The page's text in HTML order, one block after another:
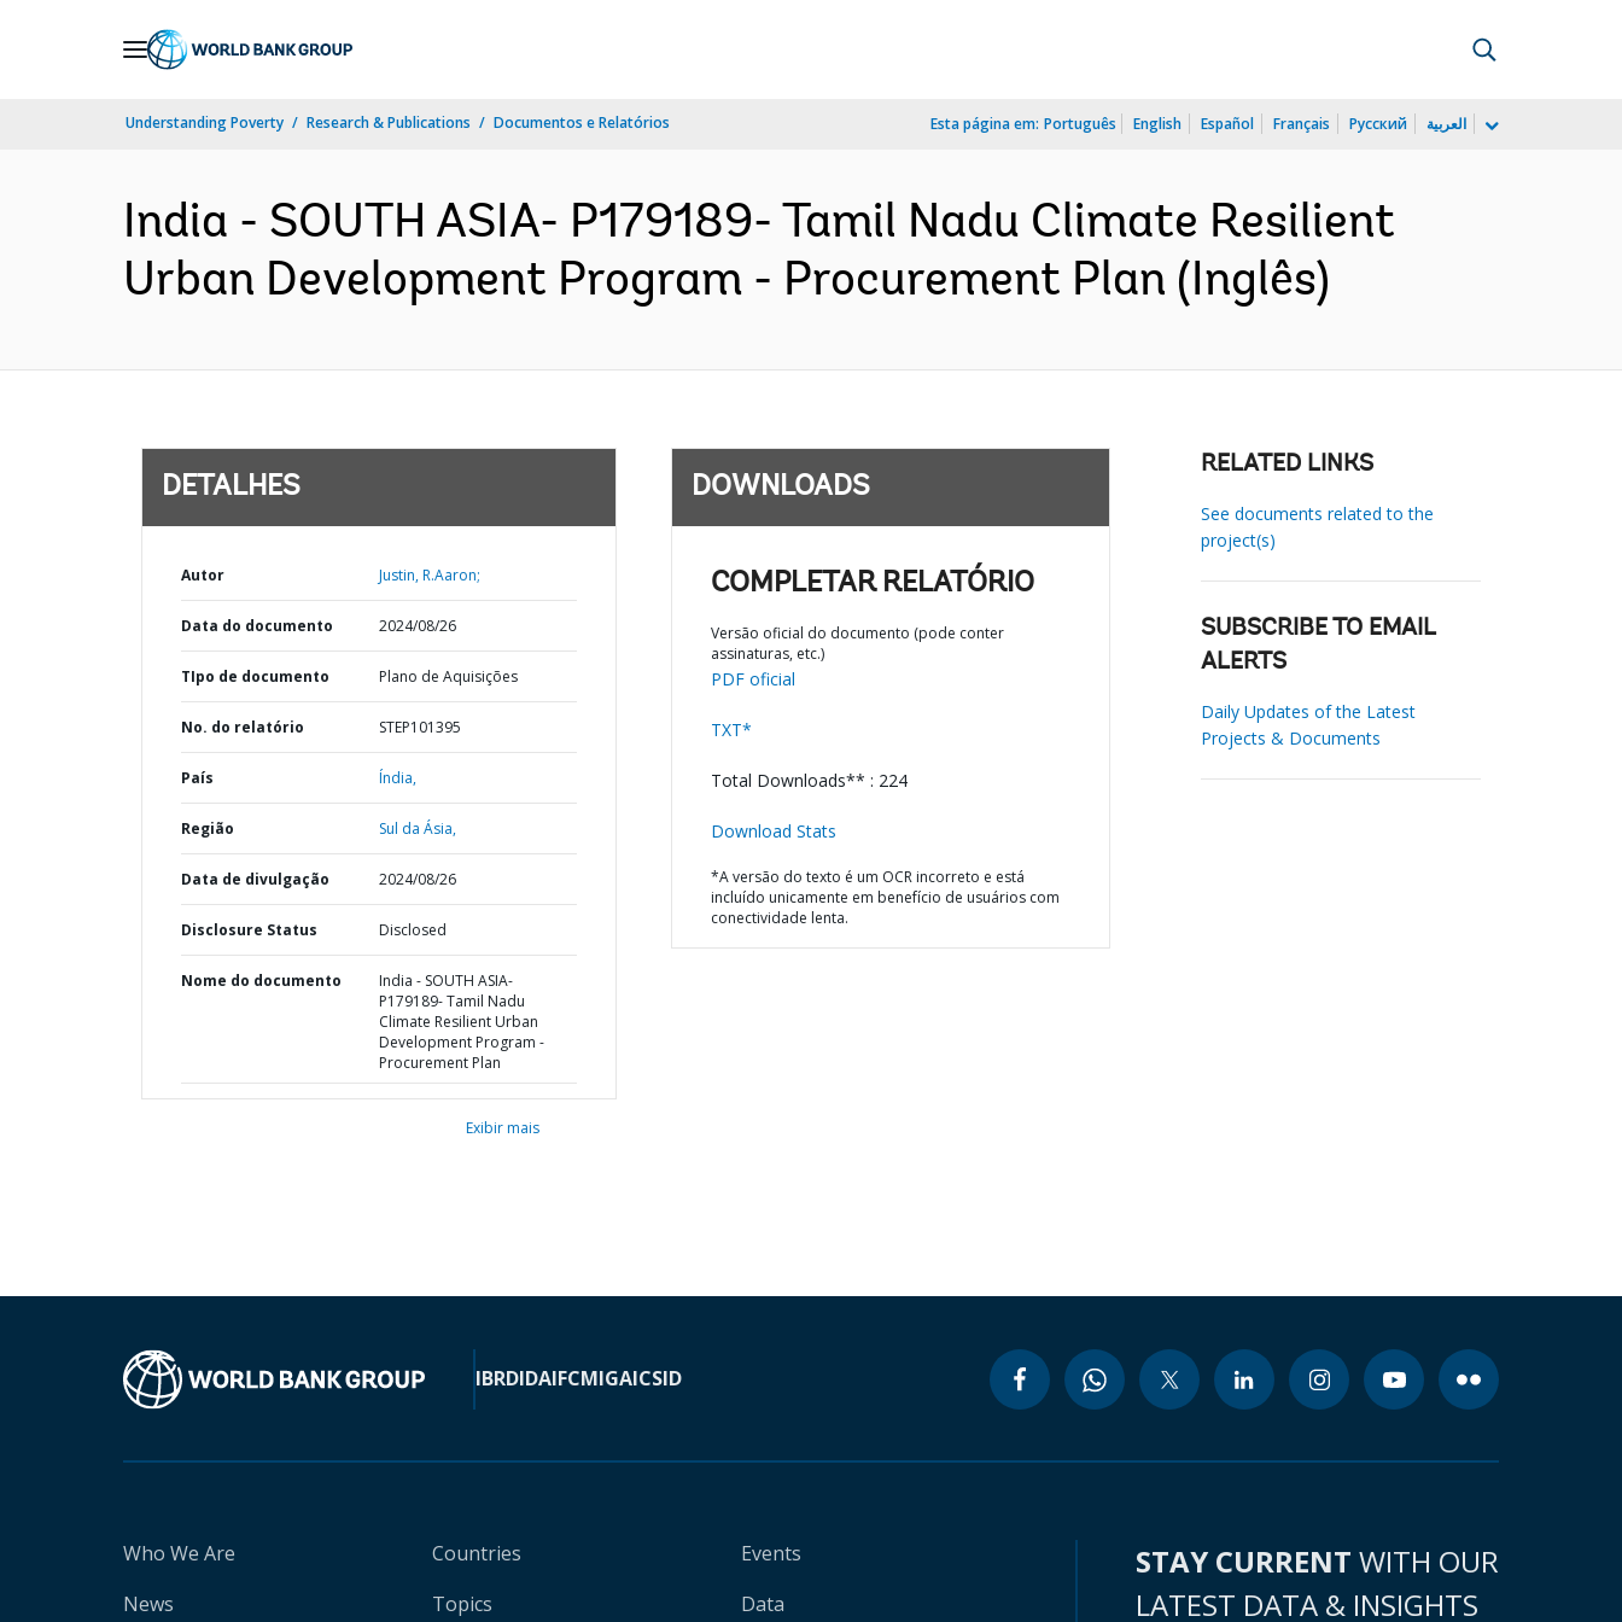
Understanding Poverty Research & Publications Documentos e Relatórios Esta página em: Português English Español Français Русский العربية
India - SOUTH ASIA- P179189- Tamil Nadu Climate Resilient
Urban Development Program - Procurement Plan (Inglês)
DETALHES
Autor Justin, R.Aaron;
Data do documento 2024/08/26
TIpo de documento Plano de Aquisições
No. do relatório STEP101395
País Índia,
Região Sul da Ásia,
Data de divulgação 2024/08/26
Disclosure Status Disclosed
Nome do documento
India - SOUTH ASIA-
P179189- Tamil Nadu
Climate Resilient Urban
Development Program -
Procurement Plan
Exibir mais
DOWNLOADS
COMPLETAR RELATÓRIO
Versão oficial do documento (pode conter
assinaturas, etc.)
PDF oficial
TXT*
Total Downloads** : 224
Download Stats
*A versão do texto é um OCR incorreto e está
incluído unicamente em benefício de usuários com
conectividade lenta.
RELATED LINKS
See documents related to the
project(s)
SUBSCRIBE TO EMAIL
ALERTS
Daily Updates of the Latest
Projects & Documents
IBRDIDAIFCMIGAICSID
Who We Are
News
Countries
Topics
Events
Data
STAY CURRENT WITH OUR
LATEST DATA & INSIGHTS